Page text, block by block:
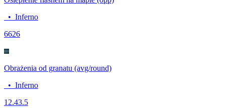
• Inferno
6626
Obrażenia od granatu (avg/round)
• Inferno
12.43.5